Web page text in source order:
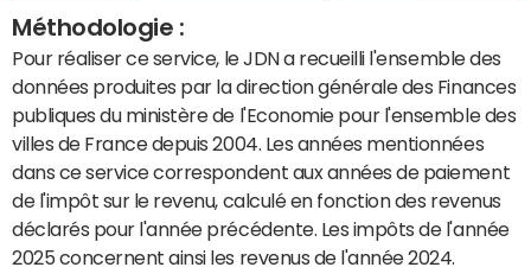
Méthodologie :
Pour réaliser ce service, le JDN a recueilli l'ensemble des
données produites par la direction générale des Finances
publiques du ministère de l'Economie pour l'ensemble des
villes de France depuis 2004. Les années mentionnées
dans ce service correspondent aux années de paiement
de l'impôt sur le revenu, calculé en fonction des revenus
déclarés pour l'année précédente. Les impôts de l'année
2025 concernent ainsi les revenus de l'année 2024.